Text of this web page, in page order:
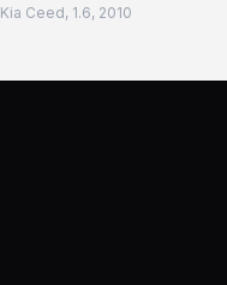
Kia Ceed, 1.6, 2010